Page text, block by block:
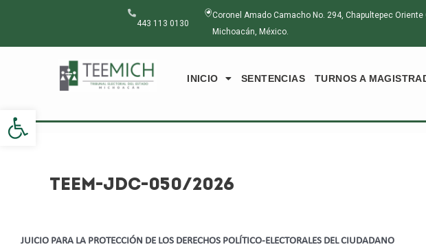
Abrir barra de herramientas
443 113 0130
Coronel Amado Camacho No. 294, Chapultepec Oriente
Michoacán, México.
INICIO SENTENCIAS TURNOS A
TEEM-JDC-050/2026
JUICIO PARA LA PROTECCIÓN DE LOS DERECHOS POLÍTICO-ELECTORALES DEL CIUDADANO